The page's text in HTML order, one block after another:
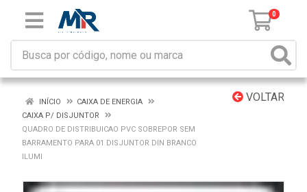
0
VOLTAR
INÍCIO
CAIXA DE ENERGIA
CAIXA P/ DISJUNTOR
QUADRO DE DISTRIBUICAO PVC SOBREPOR SEM
BARRAMENTO PARA 01 DISJUNTOR DIN BRANCO
ILUMI